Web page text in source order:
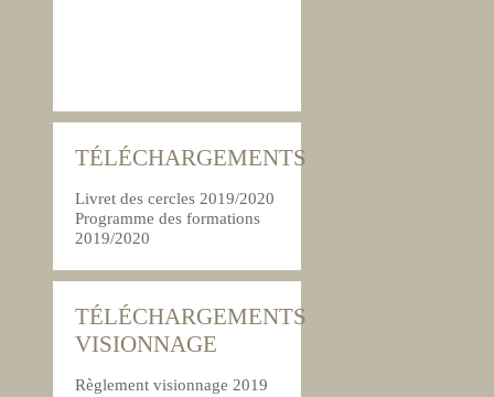
TÉLÉCHARGEMENTS
Livret des cercles 2019/2020
Programme des formations
2019/2020
TÉLÉCHARGEMENTS
VISIONNAGE
Règlement visionnage 2019